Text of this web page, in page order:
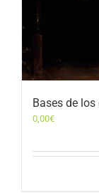
Bases de
0,00€